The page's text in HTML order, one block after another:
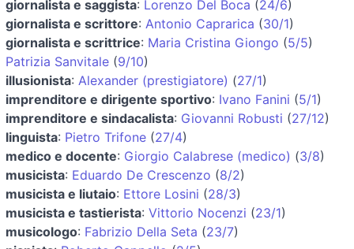
giornalista e saggista: Lorenzo Del Boca (24/6)
giornalista e scrittore: Antonio Caprarica (30/1)
giornalista e scrittrice: Maria Cristina Giongo (5/5)
Patrizia Sanvitale (9/10)
illusionista: Alexander (prestigiatore) (27/1)
imprenditore e dirigente sportivo: Ivano Fanini (5/1)
imprenditore e sindacalista: Giovanni Robusti (27/12)
linguista: Pietro Trifone (27/4)
medico e docente: Giorgio Calabrese (medico) (3/8)
musicista: Eduardo De Crescenzo (8/2)
musicista e liutaio: Ettore Losini (28/3)
musicista e tastierista: Vittorio Nocenzi (23/1)
musicologo: Fabrizio Della Seta (23/7)